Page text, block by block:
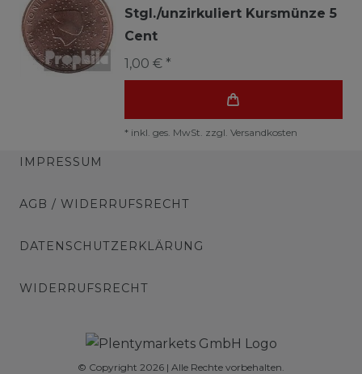
Stgl./unzirkuliert Kursmünze 5
Cent
1,00 € *
* inkl. ges. MwSt. zzgl. Versandkosten
IMPRESSUM
AGB / WIDERRUFSRECHT
DATENSCHUTZERKLÄRUNG
WIDERRUFSRECHT
© Copyright 2026 | Alle Rechte vorbehalten.